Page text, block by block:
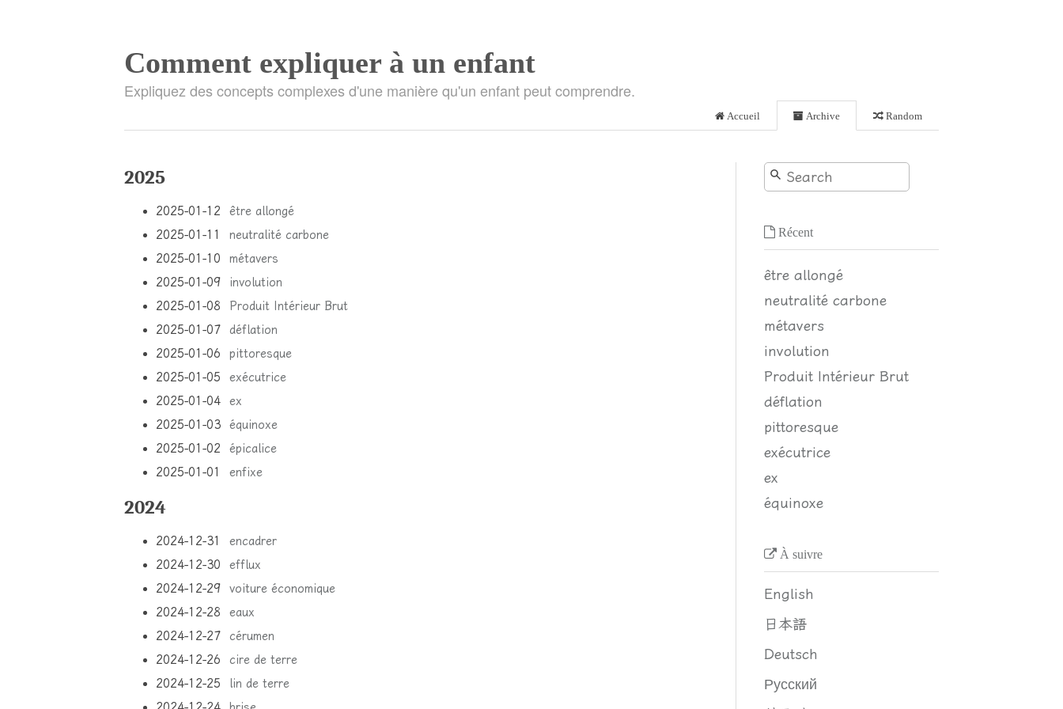
Comment expliquer à un enfant
Expliquez des concepts complexes d'une manière qu'un enfant peut comprendre.
Accueil Archive Random
2025
2025-01-12
être allongé
2025-01-11
neutralité carbone
2025-01-10
métavers
2025-01-09
involution
2025-01-08
Produit Intérieur Brut
2025-01-07
déflation
2025-01-06
pittoresque
2025-01-05
exécutrice
2025-01-04
ex
2025-01-03
équinoxe
2025-01-02
épicalice
2025-01-01
enfixe
2024
2024-12-31
encadrer
2024-12-30
efflux
2024-12-29
voiture économique
2024-12-28
eaux
2024-12-27
cérumen
2024-12-26
cire de terre
2024-12-25
lin de terre
Récent
être allongé
neutralité carbone
métavers
involution
Produit Intérieur Brut
déflation
pittoresque
exécutrice
ex
équinoxe
À suivre
English
日本語
Deutsch
Русский